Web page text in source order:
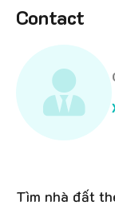
Contact
Tìm nhà đất